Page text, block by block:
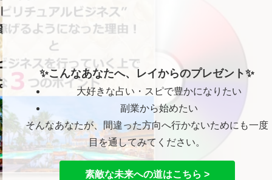
✨こんなあなたへ、レイからのプレゼント✨
大好きな占い・スピで豊かになりたい
副業から始めたい
そんなあなたが、間違った方向へ行かないためにも一度
目を通してみてください。
素敵な未来への道はこちら >